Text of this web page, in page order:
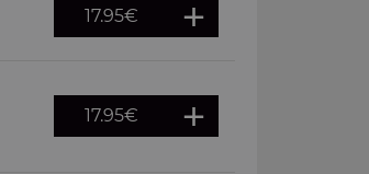
17.95€
17.95€